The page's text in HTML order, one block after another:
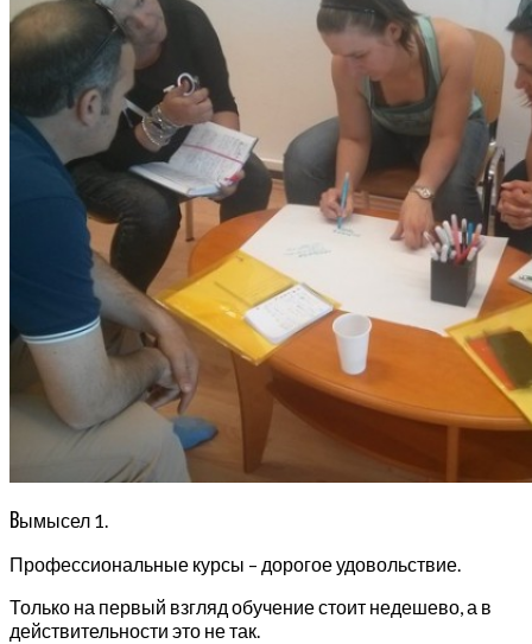
Вымысел 1.
Профессиональные курсы – дорогое удовольствие.
Только на первый взгляд обучение стоит недешево, а в
действительности это не так.